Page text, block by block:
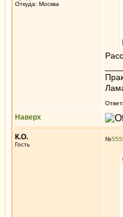
Откуда: Москва
Наверх
К.О.
Гость
№